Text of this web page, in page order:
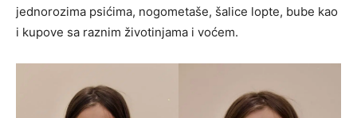
jednorozima psićima, nogometaše, šalice lopte, bube kao
i kupove sa raznim životinjama i voćem.